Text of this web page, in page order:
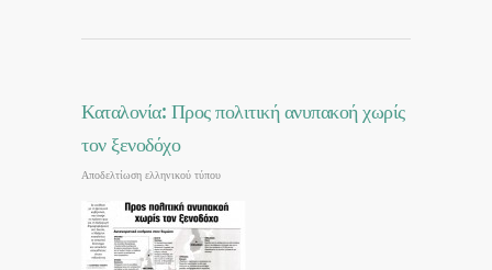
Καταλονία: Προς πολιτική ανυπακοή χωρίς
τον ξενοδόχο
Αποδελτίωση ελληνικού τύπου